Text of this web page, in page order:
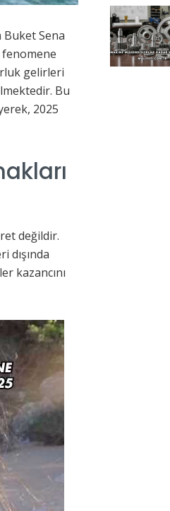
Buket Sena
gelirleri
Bu
2025
değildir.
kazancını